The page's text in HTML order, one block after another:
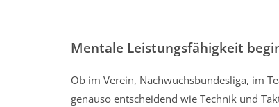
Mentale Leistungsfähigkeit
Ob im Verein, Nachwuchsbundesliga, im
genauso entscheidend wie Technik und